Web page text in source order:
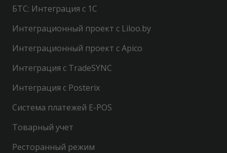
БТС: Интеграция с 1С
Интеграционный проект с Liloo.by
Интеграционный проект с Apico
Интеграция с TradeSYNC
Интеграция с Posterix
Система платежей E-POS
Товарный учет
Ресторанный режим